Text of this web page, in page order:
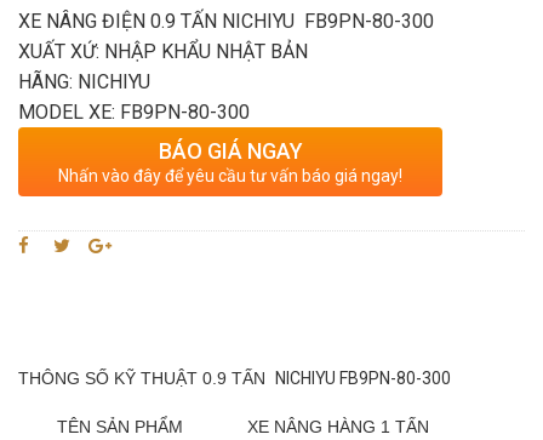
XE NÂNG ĐIỆN 0.9 TẤN NICHIYU FB9PN-80-300
XUẤT XỨ: NHẬP KHẨU NHẬT BẢN
HÃNG: NICHIYU
MODEL XE: FB9PN-80-300
BÁO GIÁ NGAY
Nhấn vào đây để yêu cầu tư vấn báo giá ngay!
THÔNG SỐ KỸ THUẬT 0.9 TẤN NICHIYU FB9PN-80-300
TÊN SẢN PHẨM
XE NÂNG HÀNG 1 TẤN